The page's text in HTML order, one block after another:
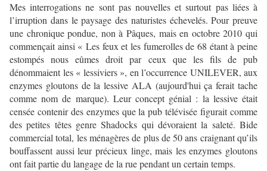
Mes interrogations ne sont pas nouvelles et surtout pas liées à
l’irruption dans le paysage des naturistes échevelés. Pour preuve
une chronique pondue, non à Pâques, mais en octobre 2010 qui
commençait ainsi « Les feux et les fumerolles de 68 étant à peine
estompés nous eûmes droit par ceux que les fils de pub
dénommaient les « lessiviers », en l’occurrence UNILEVER, aux
enzymes gloutons de la lessive ALA (aujourd'hui ça ferait tache
comme nom de marque). Leur concept génial : la lessive était
censée contenir des enzymes que la pub télévisée figurait comme
des petites têtes genre Shadocks qui dévoraient la saleté. Bide
commercial total, les ménagères de plus de 50 ans craignant qu’ils
bouffassent aussi leur précieux linge, mais les enzymes gloutons
ont fait partie du langage de la rue pendant un certain temps.